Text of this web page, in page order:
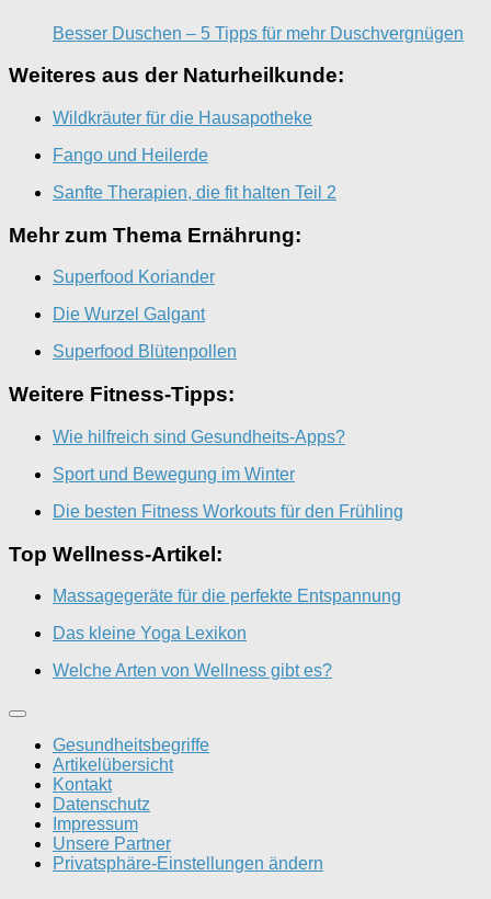
Besser Duschen – 5 Tipps für mehr Duschvergnügen
Weiteres aus der Naturheilkunde:
Wildkräuter für die Hausapotheke
Fango und Heilerde
Sanfte Therapien, die fit halten Teil 2
Mehr zum Thema Ernährung:
Superfood Koriander
Die Wurzel Galgant
Superfood Blütenpollen
Weitere Fitness-Tipps:
Wie hilfreich sind Gesundheits-Apps?
Sport und Bewegung im Winter
Die besten Fitness Workouts für den Frühling
Top Wellness-Artikel:
Massagegeräte für die perfekte Entspannung
Das kleine Yoga Lexikon
Welche Arten von Wellness gibt es?
Gesundheitsbegriffe
Artikelübersicht
Kontakt
Datenschutz
Impressum
Unsere Partner
Privatsphäre-Einstellungen ändern